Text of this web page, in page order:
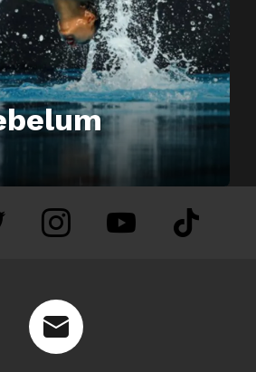
instagram youtube tiktok